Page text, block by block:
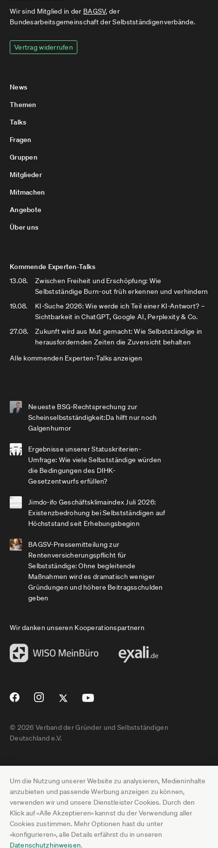
Um die Nutzung unserer Website zu analysieren, Medieninhalte
anzubieten und passende Werbung anzeigen zu können,
verwenden wir und unsere Dienstleister Cookies. Durch den
Klick auf «Alle Akzeptieren» kannst du der Verwendung aller
Cookies zustimmen. Mehr Optionen hast du unter
«konfigurieren», alle Details erfährst du in unseren
Datenschutzhinweisen.
Wir sind Mitglied in der BAGSV, der
Bundesarbeitsgemeinschaft der Selbstständigenverbände.
Vertrag widerrufen
News
Themen
Talks
Fragen
Gruppen
Mitglieder
Mitmachen
Angebote
Über uns
Kommende Experten-Talks
13.08.
Zwischen Freiheit und Erschöpfung: Wie
Selbstständige Burn-out früh erkennen und verhindern
19.08.
KI-Suche 2026: Wie werde ich Teil einer KI-Antwort? –
Sichtbarkeit in ChatGPT, Google AI, Perplexity & Co.
27.08.
Zukunft wird aus Mut gemacht: Wie Selbstständige in
herausfordernden Zeiten die Zuversicht behalten
Alle kommenden Experten-Talks anzeigen
Neueste BSG-Rechtsprechung zur
Scheinselbstständigkeit:Da hilft nur noch
Galgenhumor
Ergebnisse unserer Statuskriterien-
Umfrage: Wie viele Selbstständige würden
die Bedingungen des DIHK-
Gesetzentwurfs erfüllen?
Jimdo-ifo Geschäftsklimaindex Juli 2026:
Existenzbedrohung bei Selbstständigen auf
Höchststand seit Erhebungsbeginn
BAGSV-Pressemitteilung zur
Rentenversicherungspflicht für
Selbstständige: Ohne begleitende
Maßnahmen wird es dramatisch weniger
Gründungen und höhere Beitragsschulden
geben
Wir danken unseren Kooperationspartnern
© 2026 Verband der Gründer und Selbstständigen
Deutschland e.V.
Impressum
Datenschutz
Pressebereich